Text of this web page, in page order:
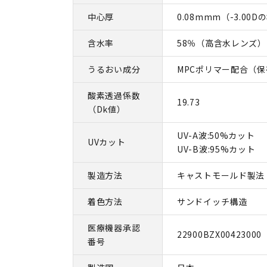
中心厚 0.08mmm（-3.00Dの
含水率 58％（高含水レンズ）
うるおい成分 MPCポリマー配合（保
酸素透過係数
（Dk値）
19.73
UVカット
UV-A波:50%カット
UV-B波:95%カット
製造方法 キャストモールド製法
着色方法 サンドイッチ構造
医療機器承認
番号
22900BZX00423000